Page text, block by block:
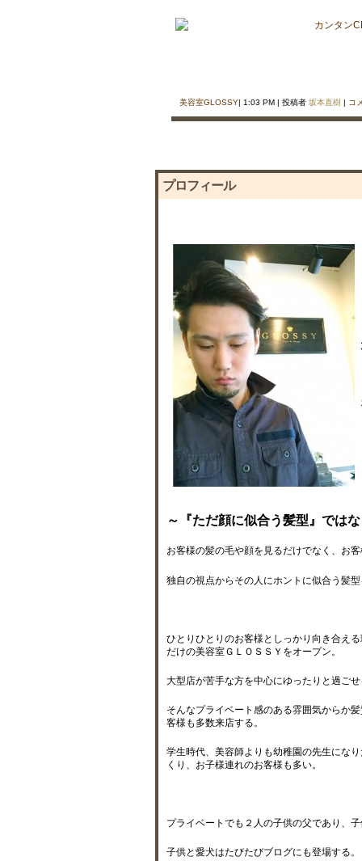
美容室GLOSSY| 1:03 PM | 投稿者 坂本直樹 | コ
プロフィール
～『ただ顔に似合う髪型』では
お客様の髪の毛や顔を見るだけでなく、お
独自の視点からその人にホントに似合う髪
ひとりひとりのお客様としっかり向き合え
だけの美容室ＧＬＯＳＳＹをオープン。
大型店が苦手な方を中心にゆったりと過ごせ
そんなプライベート感のある雰囲気からか
客様も多数来店する。
学生時代、美容師よりも幼稚園の先生にな
くり、お子様連れのお客様も多い。
プライベートでも２人の子供の父であり、
子供と愛犬はたびたびブログにも登場する。